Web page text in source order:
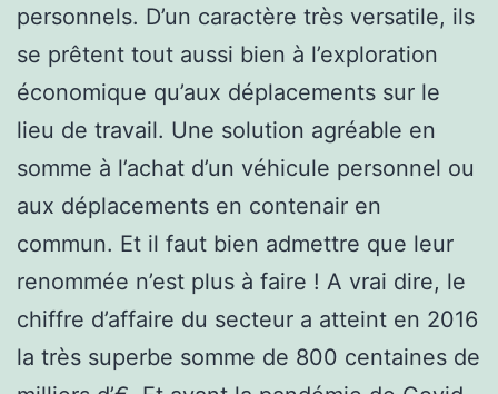
personnels. D’un caractère très versatile, ils
se prêtent tout aussi bien à l’exploration
économique qu’aux déplacements sur le
lieu de travail. Une solution agréable en
somme à l’achat d’un véhicule personnel ou
aux déplacements en contenair en
commun. Et il faut bien admettre que leur
renommée n’est plus à faire ! A vrai dire, le
chiffre d’affaire du secteur a atteint en 2016
la très superbe somme de 800 centaines de